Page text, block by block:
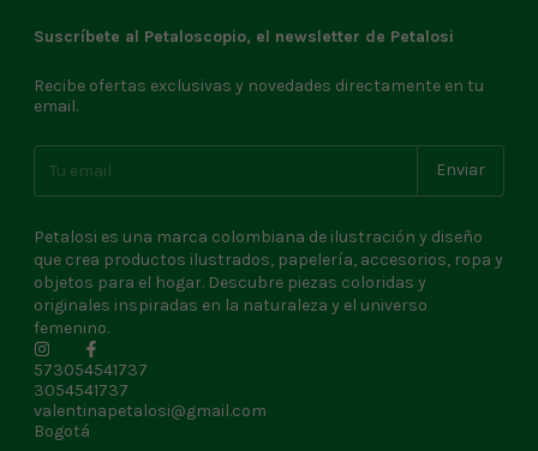
Suscríbete al Petaloscopio, el newsletter de Petalosi
Recibe ofertas exclusivas y novedades directamente en tu
email.
Petalosi es una marca colombiana de ilustración y diseño
que crea productos ilustrados, papelería, accesorios, ropa y
objetos para el hogar. Descubre piezas coloridas y
originales inspiradas en la naturaleza y el universo
femenino.
573054541737
3054541737
valentinapetalosi@gmail.com
Bogotá